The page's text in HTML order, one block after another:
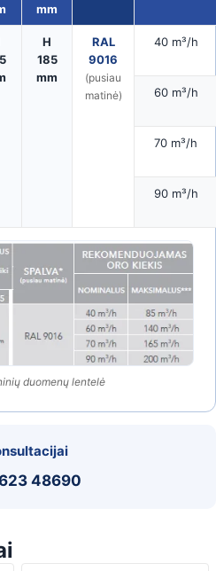
mm
H
185
mm
RAL
9016
(pusiau
matinė)
40 m³/h
60 m³/h
70 m³/h
90 m³/h
duomenų lentelė
48690